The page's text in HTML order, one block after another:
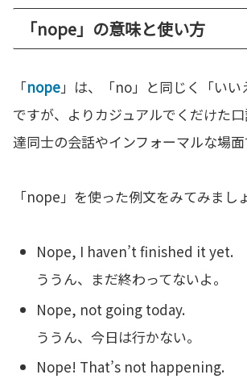
「nope」の意味と使い方
「nope」は、「no」と同じく「いい
ですが、よりカジュアルでくだけた
達同士の会話やインフォーマルな場面
「nope」を使った例文をみてみまし
Nope, I haven’t finished it yet.
ううん、まだ終わってないよ。
Nope, not going today.
ううん、今日は行かない。
Nope! That’s not happening.